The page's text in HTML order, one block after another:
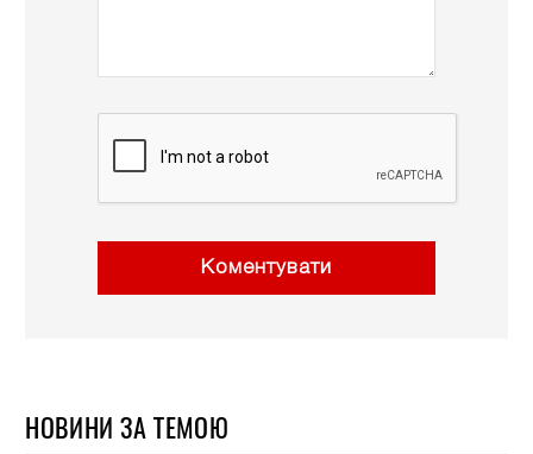
Коментувати
НОВИНИ ЗА ТЕМОЮ